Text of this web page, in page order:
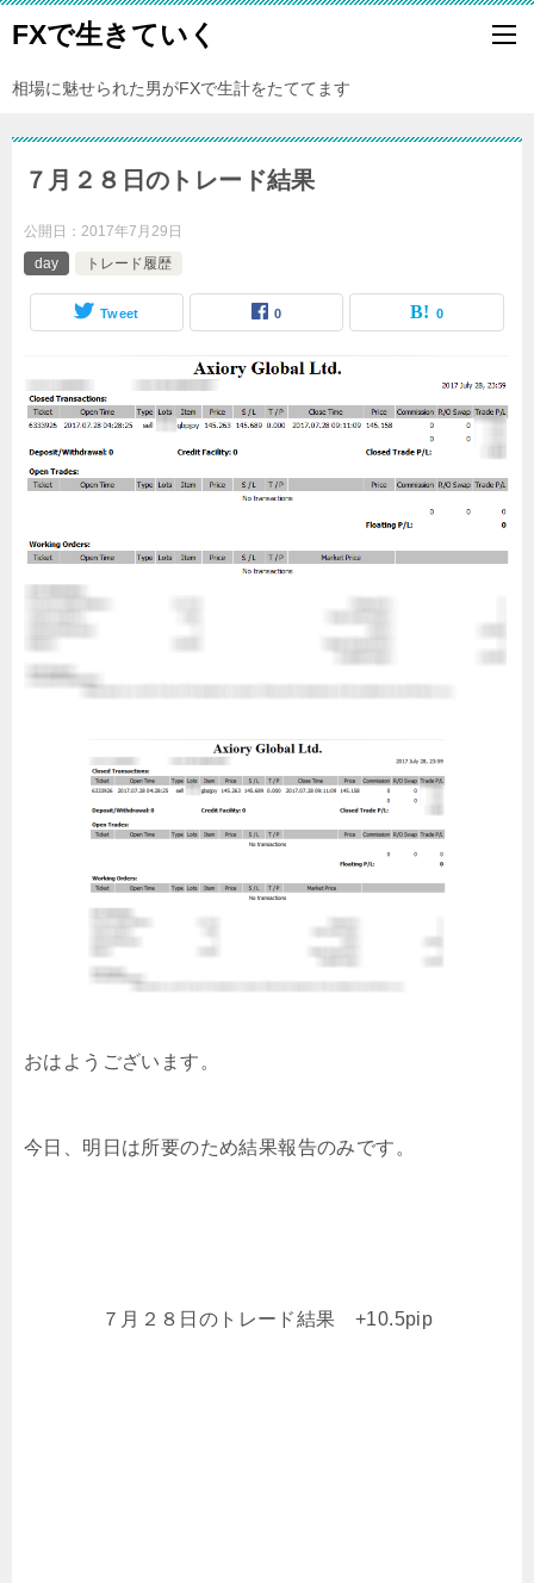
FXで生きていく
相場に魅せられた男がFXで生計をたててます
７月２８日のトレード結果
公開日： 2017年7月29日
day
トレード履歴
Tweet 0 0
おはようございます。
今日、明日は所要のため結果報告のみです。
７月２８日のトレード結果 +10.5pip